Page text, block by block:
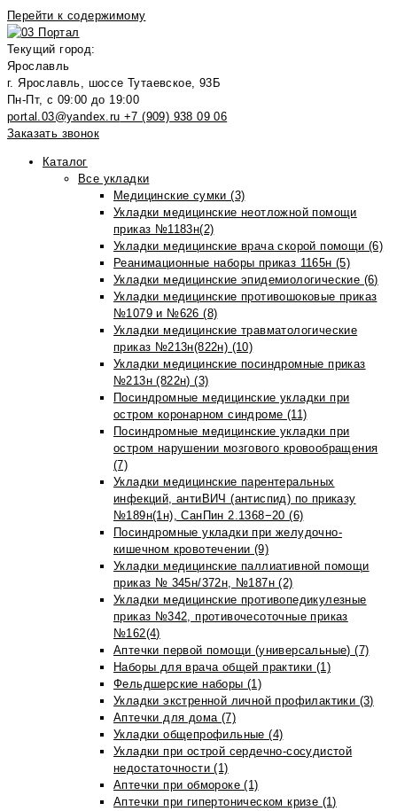
Перейти к содержимому
Текущий город:
Ярославль
г. Ярославль, шоссе Тутаевское, 93Б
Пн-Пт, с 09:00 до 19:00
portal.03@yandex.ru +7 (909) 938 09 06
Заказать звонок
Каталог
Все укладки
Медицинские сумки (3)
Укладки медицинские неотложной помощи
приказ №1183н(2)
Укладки медицинские врача скорой помощи (6)
Реанимационные наборы приказ 1165н (5)
Укладки медицинские эпидемиологические (6)
Укладки медицинские противошоковые приказ
№1079 и №626 (8)
Укладки медицинские травматологические
приказ №213н(822н) (10)
Укладки медицинские посиндромные приказ
№213н (822н) (3)
Посиндромные медицинские укладки при
остром коронарном синдроме (11)
Посиндромные медицинские укладки при
остром нарушении мозгового кровообращения
(7)
Укладки медицинские парентеральных
инфекций, антиВИЧ (антиспид) по приказу
№189н(1н), СанПин 2.1368−20 (6)
Посиндромные укладки при желудочно-
кишечном кровотечении (9)
Укладки медицинские паллиативной помощи
приказ № 345н/372н, №187н (2)
Укладки медицинские противопедикулезные
приказ №342, противочесоточные приказ
№162(4)
Аптечки первой помощи (универсальные) (7)
Наборы для врача общей практики (1)
Фельдшерские наборы (1)
Укладки экстренной личной профилактики (3)
Аптечки для дома (7)
Укладки общепрофильные (4)
Укладки при острой сердечно-сосудистой
недостаточности (1)
Аптечки при обмороке (1)
Аптечки при гипертоническом кризе (1)